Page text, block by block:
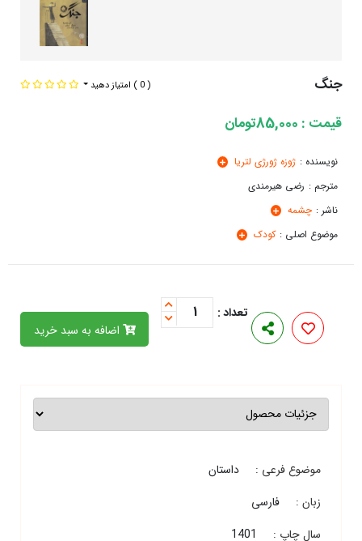
جنگ ( 0 ) امتیاز دهید
قیمت : 85,000تومان
نویسنده : ژوزه ژورژی لتریا
مترجم : رضی هیرمندی
ناشر : چشمه
موضوع اصلی : کودک
تعداد : 1
اضافه به سبد خرید
موضوع فرعی : داستان
زبان : فارسی
سال چاپ : 1401